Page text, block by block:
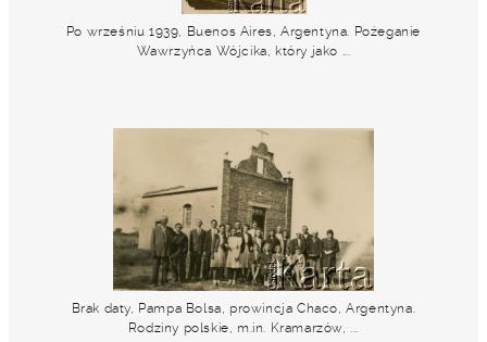
Po wrześniu 1939, Buenos Aires, Argentyna. Pożeganie
Wawrzyńca Wójcika, który jako ...
Brak daty, Pampa Bolsa, prowincja Chaco, Argentyna.
Rodziny polskie, m.in. Kramarzów, ...